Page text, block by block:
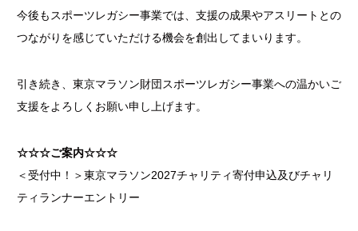
今後もスポーツレガシー事業では、支援の成果やアスリートとの
つながりを感じていただける機会を創出してまいります。
引き続き、東京マラソン財団スポーツレガシー事業への温かいご
支援をよろしくお願い申し上げます。
☆☆☆ご案内☆☆☆
＜受付中！＞東京マラソン2027チャリティ寄付申込及びチャリ
ティランナーエントリー